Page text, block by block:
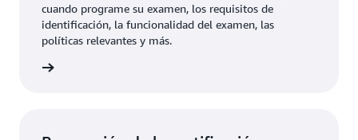
cuando programe su examen, los requisitos de
identificación, la funcionalidad del examen, las
políticas relevantes y más.